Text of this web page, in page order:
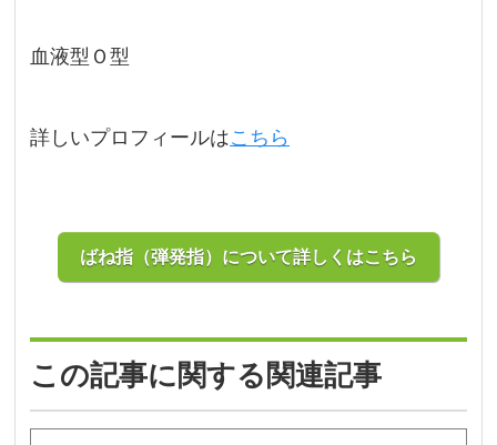
血液型Ｏ型
詳しいプロフィールはこちら
ばね指（弾発指）について詳しくはこちら
この記事に関する関連記事